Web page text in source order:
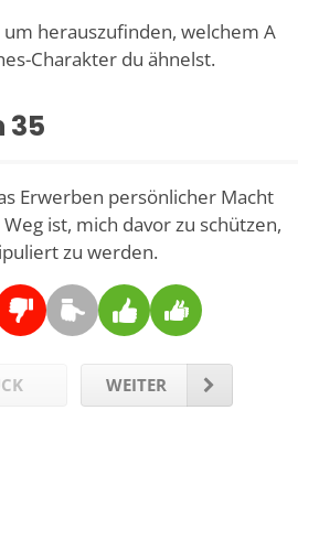
um herauszufinden, welchem A
Charakter du ähnelst.
35
Erwerben persönlicher Macht
ist, mich davor zu schützen,
zu werden.
WEITER